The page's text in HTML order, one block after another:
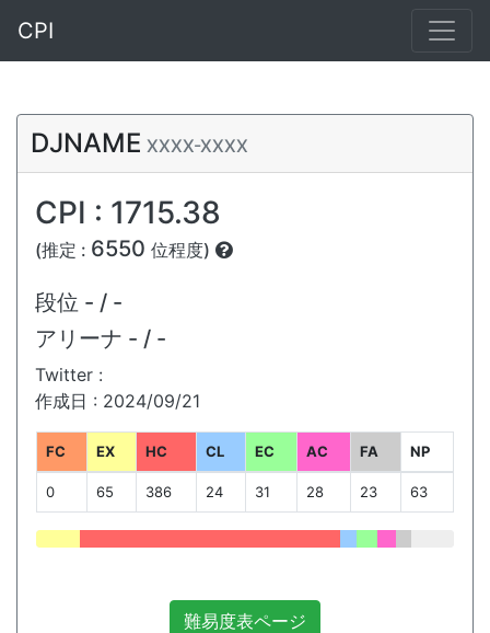
CPI
DJNAME XXXX-XXXX
CPI : 1715.38
(推定 : 6550 位程度)
段位 - / -
アリーナ - / -
Twitter :
作成日 : 2024/09/21
FC EX HC CL EC AC FA NP
0 65 386 24 31 28 23 63
難易度表ページ